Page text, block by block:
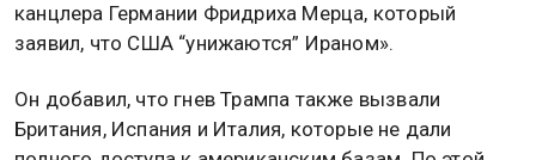
канцлера Германии Фридриха Мерца, который
заявил, что США “унижаются” Ираном».
Он добавил, что гнев Трампа также вызвали
Британия, Испания и Италия, которые не дали